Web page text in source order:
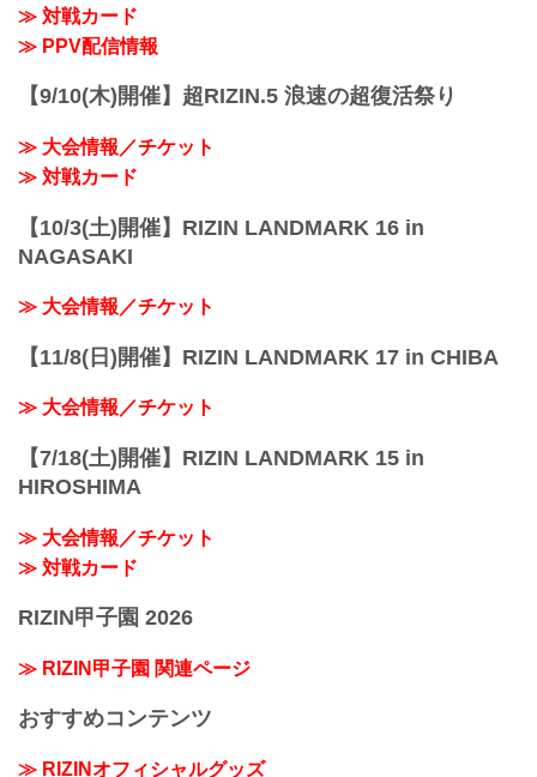
≫ 対戦カード
≫ PPV配信情報
【9/10(木)開催】超RIZIN.5 浪速の超復活祭り
≫ 大会情報／チケット
≫ 対戦カード
【10/3(土)開催】RIZIN LANDMARK 16 in
NAGASAKI
≫ 大会情報／チケット
【11/8(日)開催】RIZIN LANDMARK 17 in CHIBA
≫ 大会情報／チケット
【7/18(土)開催】RIZIN LANDMARK 15 in
HIROSHIMA
≫ 大会情報／チケット
≫ 対戦カード
RIZIN甲子園 2026
≫ RIZIN甲子園 関連ページ
おすすめコンテンツ
≫ RIZINオフィシャルグッズ